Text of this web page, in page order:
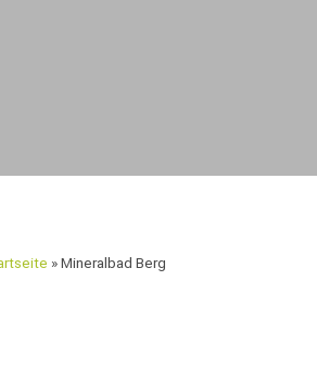
»Mineralbad Berg